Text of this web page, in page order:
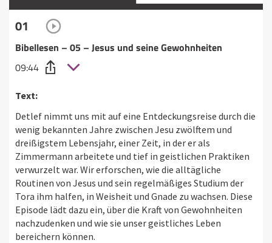
01
Bibellesen – 05 – Jesus und seine Gewohnheiten
09:44
Text:
Detlef nimmt uns mit auf eine Entdeckungsreise durch die
wenig bekannten Jahre zwischen Jesu zwölftem und
dreißigstem Lebensjahr, einer Zeit, in der er als
Zimmermann arbeitete und tief in geistlichen Praktiken
verwurzelt war. Wir erforschen, wie die alltägliche
Routinen von Jesus und sein regelmäßiges Studium der
Tora ihm halfen, in Weisheit und Gnade zu wachsen. Diese
Episode lädt dazu ein, über die Kraft von Gewohnheiten
nachzudenken und wie sie unser geistliches Leben
bereichern können.